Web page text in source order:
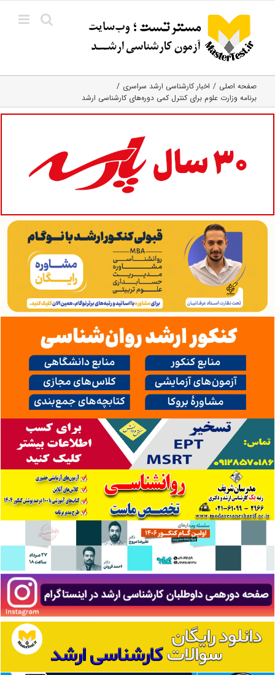
content
صفحه اصلی
اخبار کارشناسی ارشد سراسری
برنامه وزارت علوم برای کنترل کمی دوره‌های کارشناسی ارشد